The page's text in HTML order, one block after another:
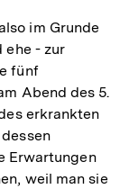
im Grunde
ehe - zur
fünf
Abend des 5.
erkrankten
Erwartungen
weil man sie